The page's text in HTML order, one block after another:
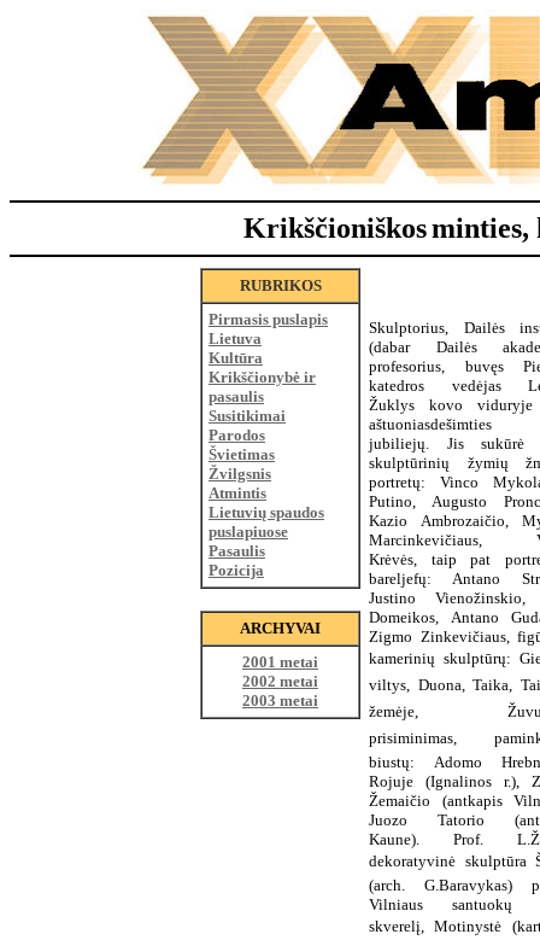
Krikščioniškosminties,
RUBRIKOS
Pirmasis puslapis
Lietuva
Kultūra
Krikščionybė ir
pasaulis
Susitikimai
Parodos
Švietimas
Žvilgsnis
Atmintis
Lietuvių spaudos
puslapiuose
Pasaulis
Pozicija
ARCHYVAI
2001 metai
2002 metai
2003 metai
Skulptorius, Dailės
(dabar Dailės
profesorius, buvęs
katedros vedėjas
Žuklys kovo viduryje
aštuoniasdešimties
jubiliejų. Jis sukūrė
skulptūrinių žymių
portretų: Vinco
Putino, Augusto
Kazio Ambrozaičio,
Marcinkevičiaus,
Krėvės, taip pat
bareljefų: Antano
Justino Vienožinskio,
Domeikos, Antano
Zigmo Zinkevičiaus,
kamerinių skulptūrų:
viltys, Duona, Taika,
žemėje,
prisiminimas,
biustų: Adomo
Rojuje (Ignalinos r.),
Žemaičio (antkapis
Juozo Tatorio
Kaune). Prof.
dekoratyvinė skulptūra
(arch. G.Baravykas)
Vilniaus santuokų
skverelį, Motinystė